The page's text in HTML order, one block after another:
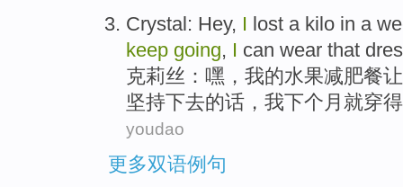
Crystal: Hey, I lost a kilo in a
keep going, I can wear that
克莉丝： 嘿 ， 我的水果减肥餐让
坚持下去的话 ，我下个 月 就穿得
youdao
更多双语例句